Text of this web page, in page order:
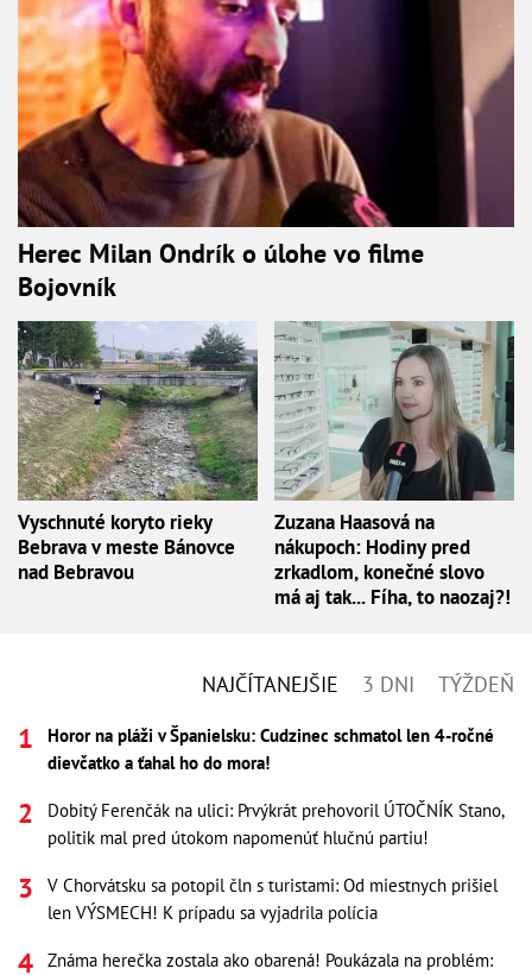
Herec Milan Ondrík o úlohe vo filme
Bojovník
Vyschnuté koryto rieky
Bebrava v meste Bánovce
nad Bebravou
Zuzana Haasová na
nákupoch: Hodiny pred
zrkadlom, konečné slovo
má aj tak... Fíha, to naozaj?!
NAJČÍTANEJŠIE 3 DNI TÝŽDEŇ
Horor na pláži v Španielsku: Cudzinec schmatol len 4-ročné
dievčatko a ťahal ho do mora!
Dobitý Ferenčák na ulici: Prvýkrát prehovoril ÚTOČNÍK Stano,
politik mal pred útokom napomenúť hlučnú partiu!
V Chorvátsku sa potopil čln s turistami: Od miestnych prišiel
len VÝSMECH! K prípadu sa vyjadrila polícia
Známa herečka zostala ako obarená! Poukázala na problém: